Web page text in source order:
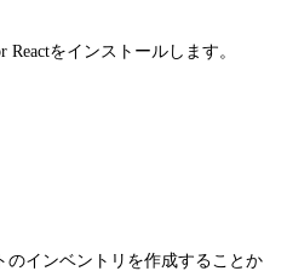
Reactをインストールします。
インベントリを作成することか